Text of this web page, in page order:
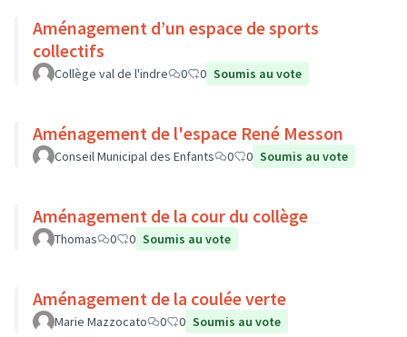
Aménagement d’un espace de sports
collectifs
Collège val de l'indre 0 0 Soumis au vote
Aménagement de l'espace René Messon
Conseil Municipal des Enfants 0 0 Soumis au vote
Aménagement de la cour du collège
Thomas 0 0 Soumis au vote
Aménagement de la coulée verte
Marie Mazzocato 0 0 Soumis au vote